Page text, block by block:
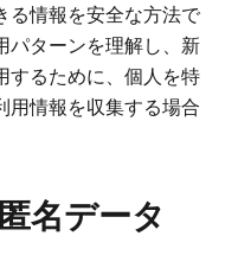
る情報を安全な方法で
パターンを理解し、新
するために、個人を特
用情報を収集する場合
名データ